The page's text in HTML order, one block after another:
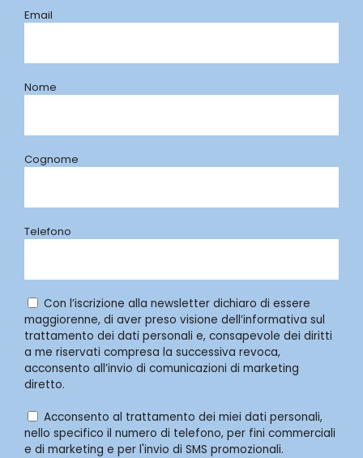
Email
Nome
Cognome
Telefono
Con l’iscrizione alla newsletter dichiaro di essere
maggiorenne, di aver preso visione dell’informativa sul
trattamento dei dati personali e, consapevole dei diritti
a me riservati compresa la successiva revoca,
acconsento all’invio di comunicazioni di marketing
diretto.
Acconsento al trattamento dei miei dati personali,
nello specifico il numero di telefono, per fini commerciali
e di marketing e per l'invio di SMS promozionali.